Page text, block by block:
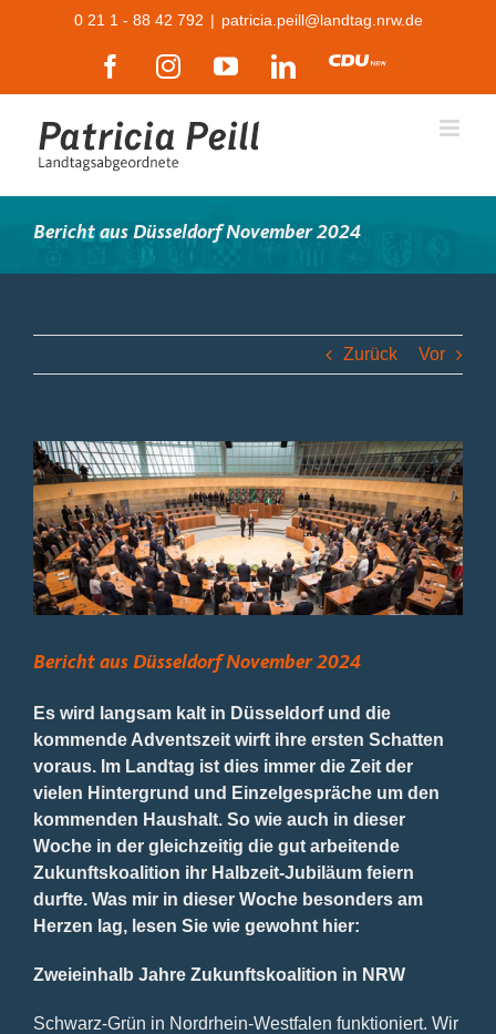
0 21 1 - 88 42 792 | patricia.peill@landtag.nrw.de
FacebookInstagramYouTubeLinkedIn
CDU
Bericht aus Düsseldorf November 2024
Zurück Vor
Zeige
grösseres
Bild
Bericht aus Düsseldorf November 2024
Es wird langsam kalt in Düsseldorf und die
kommende Adventszeit wirft ihre ersten Schatten
voraus. Im Landtag ist dies immer die Zeit der
vielen Hintergrund und Einzelgespräche um den
kommenden Haushalt. So wie auch in dieser
Woche in der gleichzeitig die gut arbeitende
Zukunftskoalition ihr Halbzeit-Jubiläum feiern
durfte. Was mir in dieser Woche besonders am
Herzen lag, lesen Sie wie gewohnt hier:
Zweieinhalb Jahre Zukunftskoalition in NRW
Schwarz-Grün in Nordrhein-Westfalen funktioniert. Wir